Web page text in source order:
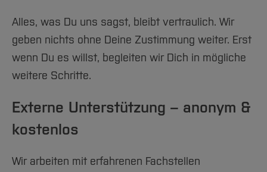
Alles, was Du uns sagst, bleibt vertraulich. Wir
geben nichts ohne Deine Zustimmung weiter. Erst
wenn Du es willst, begleiten wir Dich in mögliche
weitere Schritte.
Externe Unterstützung – anonym &
kostenlos
Wir arbeiten mit erfahrenen Fachstellen